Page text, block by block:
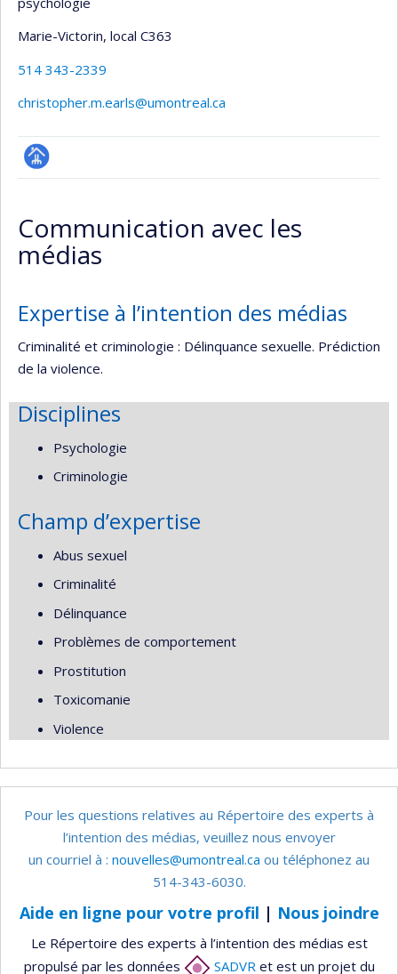
Marie-Victorin, local C363
514 343-2339
christopher.m.earls@umontreal.ca
Page
(faculté,département,école)
Communication avec les
médias
Expertise à l’intention des médias
Criminalité et criminologie : Délinquance sexuelle. Prédiction
de la violence.
Disciplines
Psychologie
Criminologie
Champ d’expertise
Abus sexuel
Criminalité
Délinquance
Problèmes de comportement
Prostitution
Toxicomanie
Violence
Pour les questions relatives au Répertoire des experts à
l’intention des médias, veuillez nous envoyer
un courriel à : nouvelles@umontreal.ca ou téléphonez au
514-343-6030.
Aide en ligne pour votre profil | Nous joindre
Le Répertoire des experts à l’intention des médias est
propulsé par les données
SADVRet est un projet du